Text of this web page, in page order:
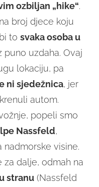
ozbiljan „hike“.
broj djece koju
to svaka osoba u
puno uzdaha. Ovaj
lokaciju, pa
ni sjedežnica, jer
autom.
popeli smo
Nassfeld,
nadmorske visine.
dalje, odmah na
stranu (Nassfeld